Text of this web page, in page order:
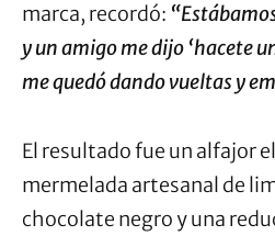
marca, recordó:
y un amigo me dijo ‘hacete
me quedó dando vueltas y
El resultado fue un alfajor
mermelada artesanal de
chocolate negro y una